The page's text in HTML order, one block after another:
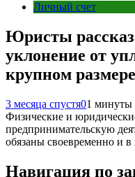
Личный счет
Юристы
уклонение от
крупном размере
3 месяца спустя01 минуты
Физические и
предпринимательскую
обязаны своевременно и
Навигация по